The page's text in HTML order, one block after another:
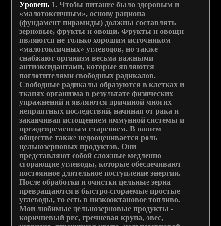
Уровень 1. Чтобы питание было здоровым и
«малотоксичным», основу рациона
(фундамент пирамиды) должны составлять
зерновые, фрукты и овощи. Фрукты и овощи
являются не только хорошим источником
«малотоксичных» углеводов, но также
снабжают организм весьма важными
антиоксидантами, которые являются
поглотителями свободных радикалов.
Свободные радикалы образуются в клетках и
тканях организма в результате физических
упражнений и являются причиной многих
неприятных последствий, начиная от рака и
заканчивая истощением иммунной системы и
преждевременным старением. В нашем
обществе также недооценивается роль
цельнозерновых продуктов. Они
представляют собой сложные медленно
сгорающие углеводы, которые обеспечивают
постоянное длительное поступление энергии.
После обработки и очистки цельные зерна
превращаются в быстро-сгораемые простые
углеводы, то есть в низкооктановое топливо.
Мои любимые цельнозерновые продукты -
коричневый рис, гречневая крупа, овес,